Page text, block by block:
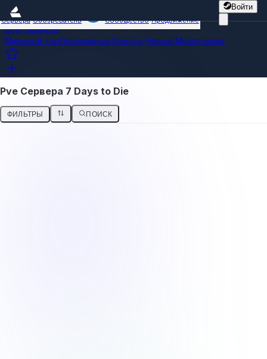
Войти
Сервера Обозреватель Сообщество Продвижение
Все сервера
Мировой топПопулярныеТренды Новые Мониторинг
Pve Сервера 7 Days to Die
ФИЛЬТРЫ ПОИСК